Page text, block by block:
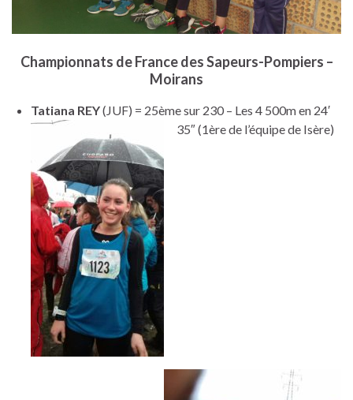
Championnats de France des Sapeurs-Pompiers –
Moirans
Tatiana REY(JUF) = 25ème sur 230 – Les 4 500m en 24′
35″ (1ère de l’équipe de Isère)